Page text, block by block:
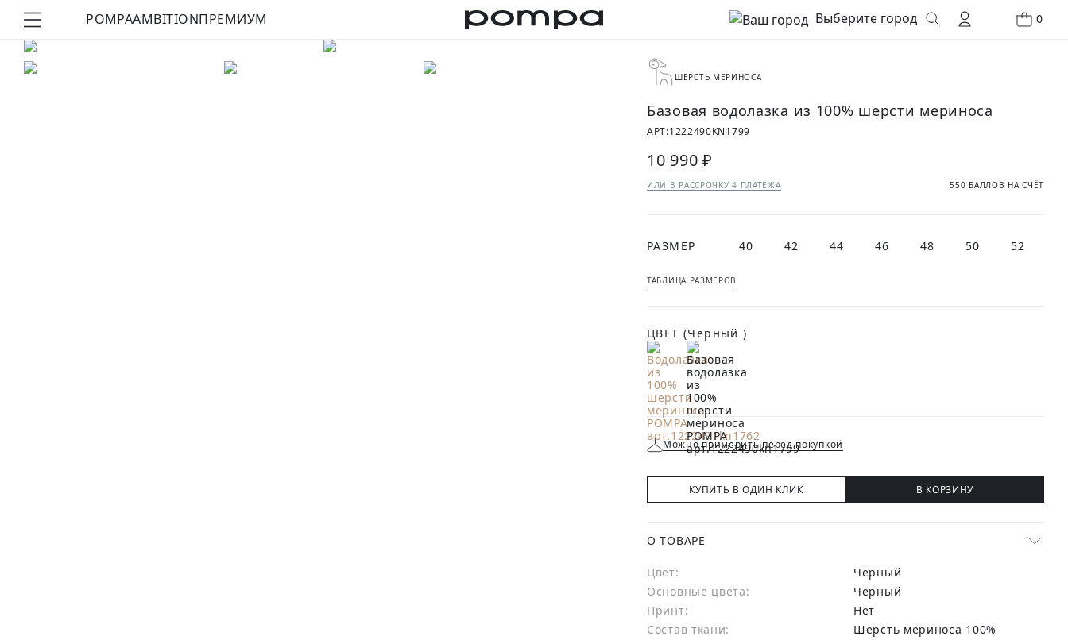
POMPAAMBITIONПРЕМИУМ Выберите город 0
ШЕРСТЬ МЕРИНОСА
Базовая водолазка из 100% шерсти мериноса
АРТ:1222490KN1799
10 990 ₽
ИЛИ В РАССРОЧКУ 4 ПЛАТЕЖА 550 БАЛЛОВ НА СЧЁТ
РАЗМЕР 40 42 44 46 48 50 52
ТАБЛИЦА РАЗМЕРОВ
ЦВЕТ (Черный )
Можно примерить перед покупкой
КУПИТЬ В ОДИН КЛИК В КОРЗИНУ
О ТОВАРЕ
Цвет:
Черный
Основные цвета:
черный
Принт:
Нет
Состав ткани:
шерсть мериноса 100%